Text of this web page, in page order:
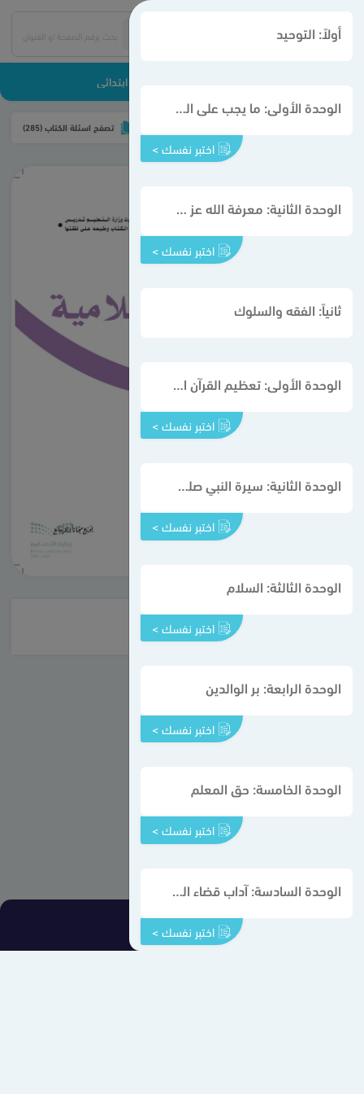
أولاً: التوحيد
الوحدة الأولى: ما يجب على المسلم معرفته
اختبر نفسك >
الوحدة الثانية: معرفة الله عز وجل
اختبر نفسك >
ثانياً: الفقه والسلوك
الوحدة الأولى: تعظيم القرآن الكريم
اختبر نفسك >
الوحدة الثانية: سيرة النبي صلى الله عليه وسلم
اختبر نفسك >
الوحدة الثالثة: السلام
اختبر نفسك >
الوحدة الرابعة: بر الوالدين
اختبر نفسك >
الوحدة الخامسة: حق المعلم
اختبر نفسك >
الوحدة السادسة: آداب قضاء الحاجة
اختبر نفسك >
تصفح اسئلة الكتاب (285)